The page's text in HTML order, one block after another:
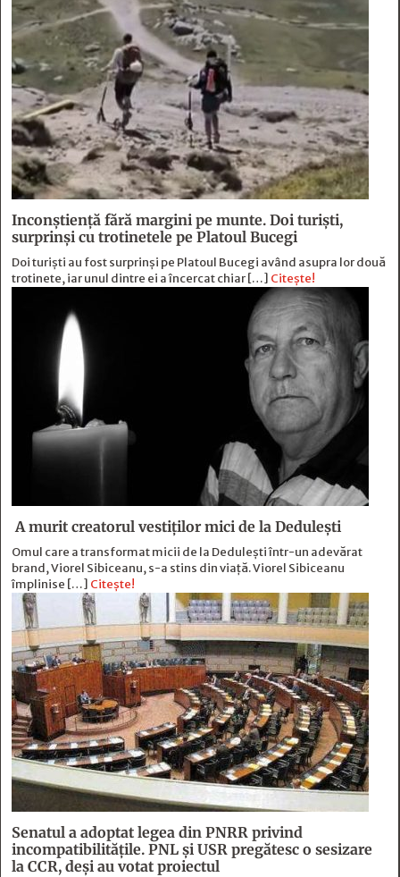
Inconștiență fără margini pe munte. Doi turiști,
surprinși cu trotinetele pe Platoul Bucegi
Doi turiști au fost surprinși pe Platoul Bucegi având asupra lor două
trotinete, iar unul dintre ei a încercat chiar […] Citește!
A murit creatorul vestiților mici de la Dedulești
Omul care a transformat micii de la Dedulești într-un adevărat
brand, Viorel Sibiceanu, s-a stins din viață. Viorel Sibiceanu
împlinise […] Citește!
Senatul a adoptat legea din PNRR privind
incompatibilitățile. PNL și USR pregătesc o sesizare
la CCR, deși au votat proiectul